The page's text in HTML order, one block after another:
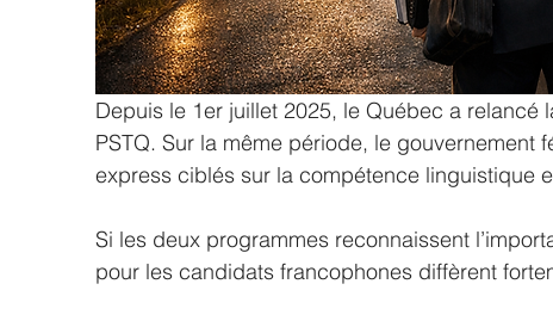
Depuis le 1er juillet 2025, le Québec a
PSTQ. Sur la même période, le gouvernement
express ciblés sur la compétence linguistique
Si les deux programmes reconnaissent
pour les candidats francophones diffèrent